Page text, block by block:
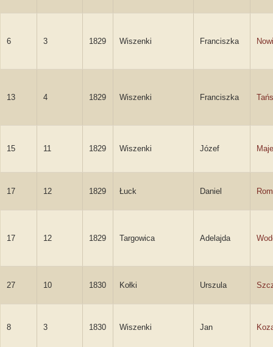
6 3 1829 Wiszenki Franciszka
13 4 1829 Wiszenki Franciszka
15 11 1829 Wiszenki Józef
17 12 1829 Łuck Daniel
17 12 1829 Targowica Adelajda
27 10 1830 Kołki Urszula
8 3 1830 Wiszenki Jan